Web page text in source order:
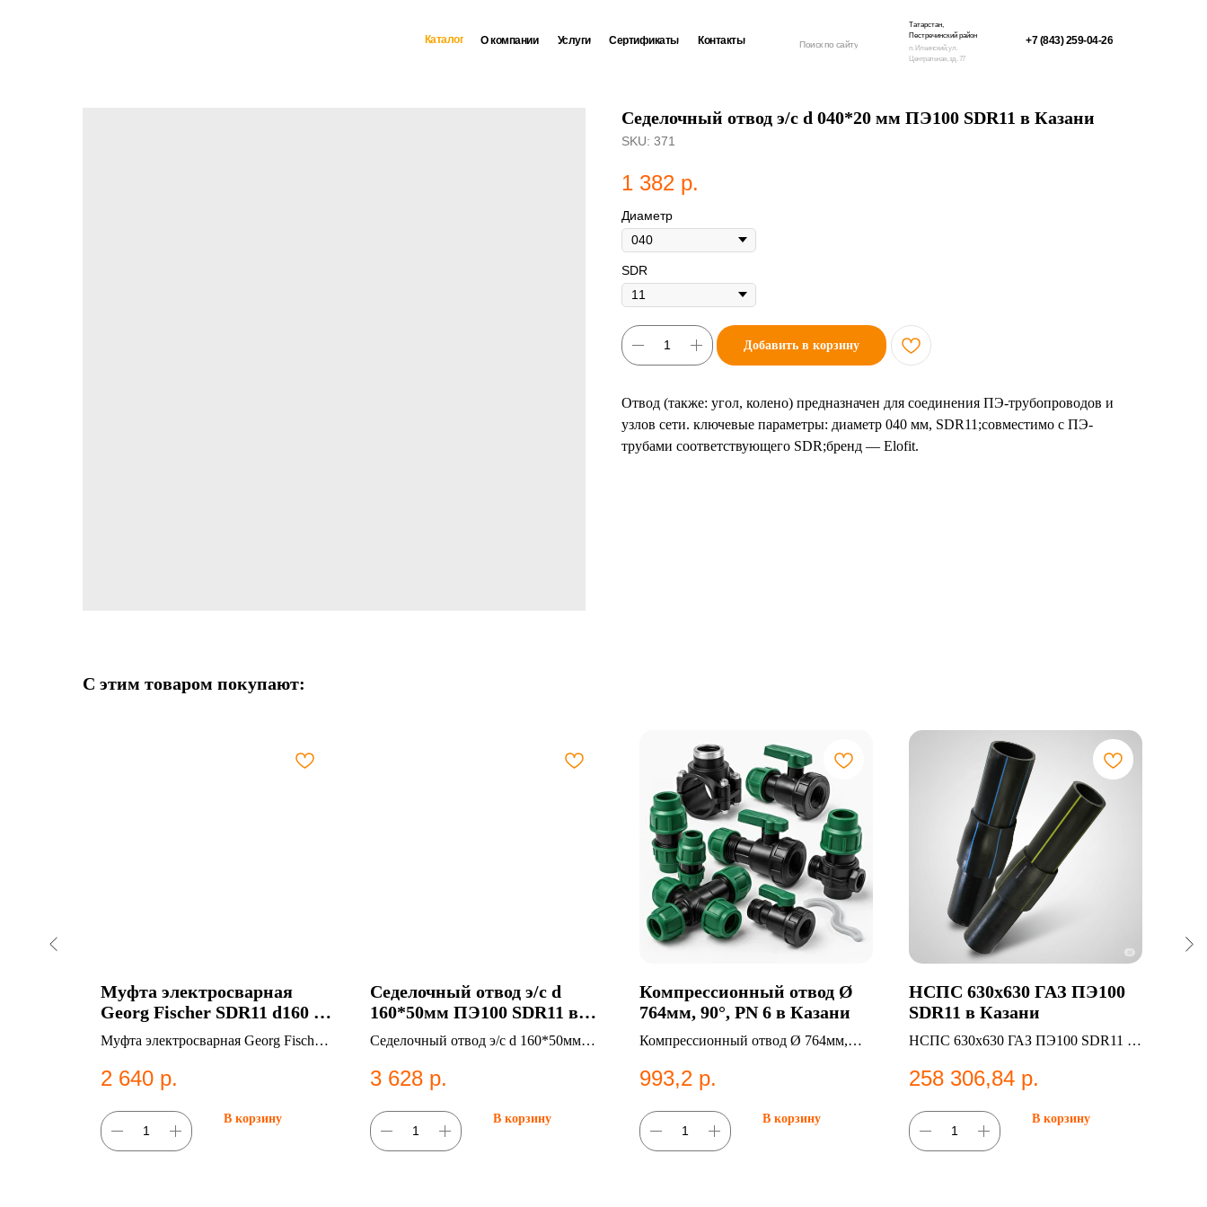
Поиск по сайту
Контакты
Сертификаты
Услуги +7 (843) 259-04-26
О компании
п. Ильинский, ул.
Центральная, зд. 77
Татарстан,
Пестречинский район
Каталог
Седелочный отвод э/с d 040*20 мм ПЭ100 SDR11 в Казани
SKU: 371
1 382 р.
Диаметр
SDR
Добавить в корзину
Отвод (также: угол, колено) предназначен для соединения ПЭ-трубопроводов и
узлов сети. ключевые параметры: диаметр 040 мм, SDR11;совместимо с ПЭ-
трубами соответствующего SDR;бренд — Elofit.
С этим товаром покупают:
Муфта электросварная
Georg Fischer SDR11 d160 в
Казани
Муфта электросварная Georg Fischer
водоснабжения.
2 640 р.
В корзину
Седелочный отвод э/с d
160*50мм ПЭ100 SDR11 в
Казани
Седелочный отвод э/с d 160*50мм
систем водоснабжения.
3 628 р.
В корзину
Компрессионный отвод Ø
764мм, 90°, PN 6 в Казани
Компрессионный отвод Ø 764мм,
Компрессионные фитинги;Отводы.
993,2 р.
В корзину
НСПС 630х630 ГАЗ ПЭ100
SDR11 в Казани
НСПС 630х630 ГАЗ ПЭ100 SDR11 —
258 306,84 р.
В корзину